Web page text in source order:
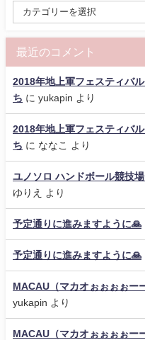
最近のコメント
2018年地上軍フェスティバ
ち に yukapin より
2018年地上軍フェスティバ
ち に ななこ より
ユノソロ ハンドボール競技
ゆりえ
より
予定通りに進みますように🙏
予定通りに進みますように🙏
MACAU（マカオぉぉぉぉー
yukapin より
MACAU（マカオぉぉぉぉー